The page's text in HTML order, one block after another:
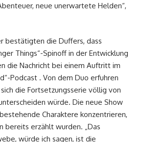
neue unerwartete Helden“,
bestätigten die Duffers, dass
Things“-Spinoff in der Entwicklung
die Nachricht bei einem Auftritt im
Podcast . Von dem Duo erfuhren
die Fortsetzungsserie völlig von
würde. Die neue Show
Charaktere konzentrieren,
bereits erzählt wurden. „Das
würde ich sagen, ist die